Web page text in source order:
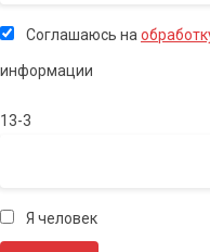
Соглашаюсь на
информации
13-3
Я человек